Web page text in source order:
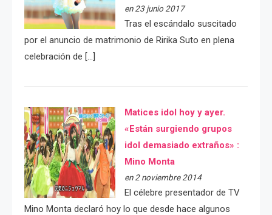
en 23 junio 2017
Tras el escándalo suscitado
por el anuncio de matrimonio de Ririka Suto en plena
celebración de […]
Matices idol hoy y ayer.
«Están surgiendo grupos
idol demasiado extraños» :
Mino Monta
en 2 noviembre 2014
El célebre presentador de TV
Mino Monta declaró hoy lo que desde hace algunos